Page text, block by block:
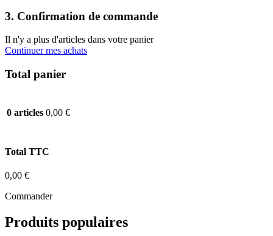
3. Confirmation de commande
Il n'y a plus d'articles dans votre panier
Continuer mes achats
Total panier
0 articles 0,00 €
Total TTC
0,00 €
Commander
Produits populaires